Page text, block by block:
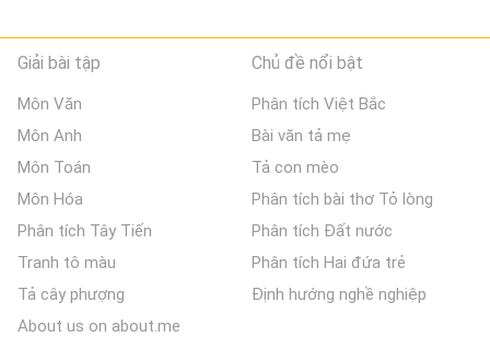
Giải bài tập
Môn Văn
Môn Anh
Môn Toán
Môn Hóa
Phân tích Tây Tiến
Tranh tô màu
Tả cây phượng
About us on about.me
Chủ đề nổi bật
Phân tích Việt Bắc
Bài văn tả mẹ
Tả con mèo
Phân tích bài thơ Tỏ lòng
Phân tích Đất nước
Phân tích Hai đứa trẻ
Định hướng nghề nghiệp